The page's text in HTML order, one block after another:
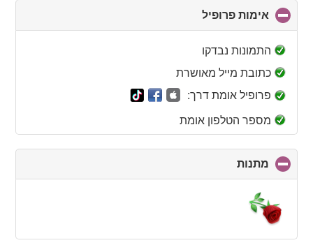
אימות פרופיל
to
התמונות נבדקו
כתובת מייל מאושרת
פרופיל אומת דרך:
מספר הטלפון אומת
מתנות
to